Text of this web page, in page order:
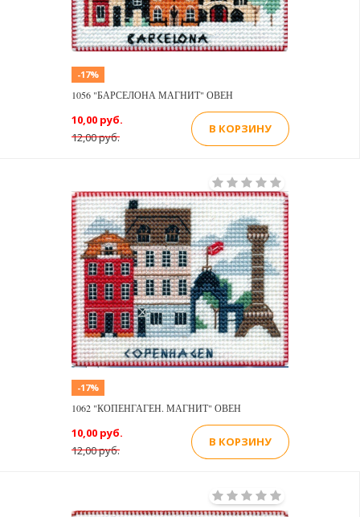
-17%
1056 "БАРСЕЛОНА МАГНИТ" ОВЕН
12,00 руб.
10,00 руб.
В КОРЗИНУ
-17%
1062 "КОПЕНГАГЕН. МАГНИТ" ОВЕН
12,00 руб.
10,00 руб.
В КОРЗИНУ